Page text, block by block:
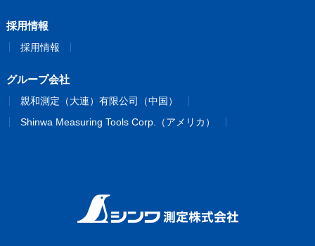
採用情報
採用情報
グループ会社
親和測定（大連）有限公司（中国）
Shinwa Measuring Tools Corp.（アメリカ）